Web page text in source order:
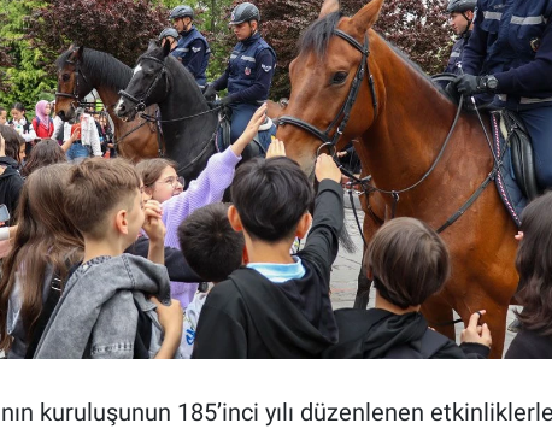
kuruluşunun 185’inci yılı düzenlenen etkinliklerle